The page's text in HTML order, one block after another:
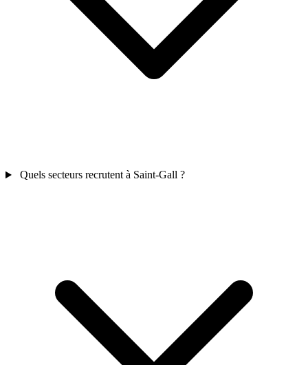
Quels secteurs recrutent à Saint-Gall ?